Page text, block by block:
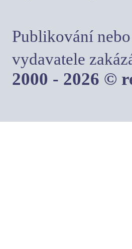
Publikování
vydavatele
2000 - 2026 ©